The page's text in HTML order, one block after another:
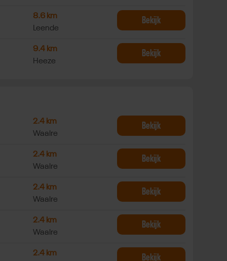
Roemer in Leenderhof
8.6 km
Leende
Bekijk
Roemer in Het Toversnest
9.4 km
Heeze
Bekijk
Sportcentrum Coach
2.4 km
Waalre
Bekijk
Sportcentrum Coach
2.4 km
Waalre
Bekijk
Coach
2.4 km
Waalre
Bekijk
Coach in Sportcentrum Coach
2.4 km
Waalre
Bekijk
Sportcentrum Coach
2.4 km
Bekijk